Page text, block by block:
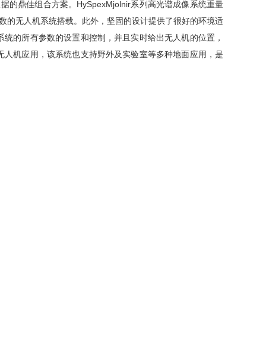
的鼎佳组合方案。HySpexMjolnir系列高光谱成像系统重量
的无人机系统搭载。此外，坚固的设计提供了很好的环境适
的所有参数的设置和控制，并且实时给出无人机的位置，
机应用，该系统也支持野外及实验室等多种地面应用，是